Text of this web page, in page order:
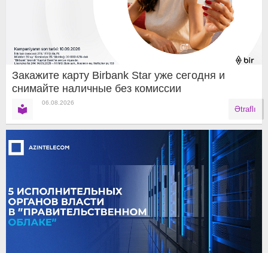
Закажите карту Birbank Star уже сегодня и
снимайте наличные без комиссии
06.08.2026
Ətraflı